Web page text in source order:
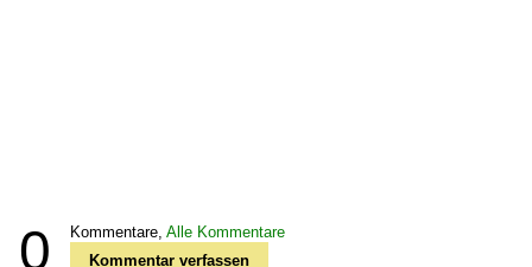
0 Kommentare, Alle Kommentare
Kommentar verfassen